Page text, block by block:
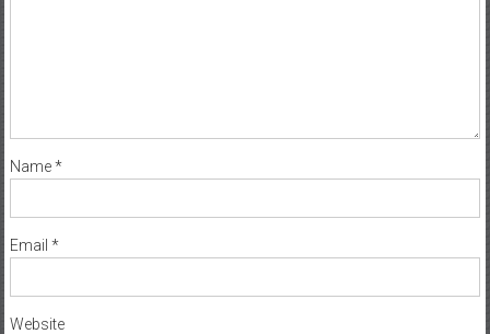
Name*
Email *
Website